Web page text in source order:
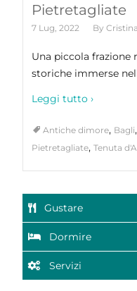
Pietretagliate
7 Lug, 2022 By
Una piccola
storiche immerse
Leggi tutto ›
Antiche dimore, Bagli,
Pietretagliate, Tenuta
Gustare
Dormire
Servizi